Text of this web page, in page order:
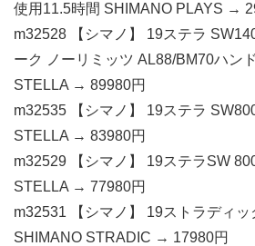
使用11.5時間 SHIMANO PLAYS →
m32528 【シマノ】 19ステラ
ーク ノーリミッツ AL88/BM70ハン
STELLA → 89980円
m32535 【シマノ】 19ステラ
STELLA → 83980円
m32529 【シマノ】 19ステラSW
STELLA → 77980円
m32531 【シマノ】 19ストラディ
SHIMANO STRADIC → 17980円